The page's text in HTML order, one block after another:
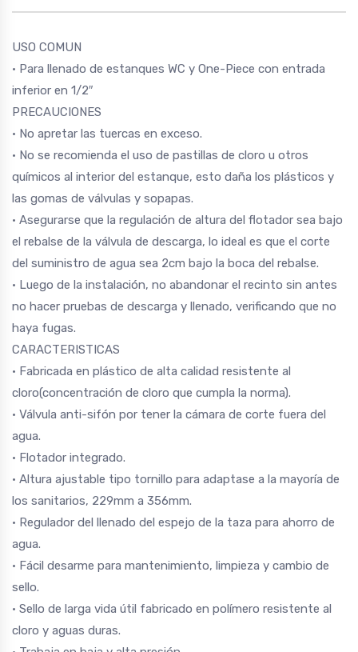
USO COMUN
• Para llenado de estanques WC y One-Piece con entrada
inferior en 1/2″
PRECAUCIONES
• No apretar las tuercas en exceso.
• No se recomienda el uso de pastillas de cloro u otros
químicos al interior del estanque, esto daña los plásticos y
las gomas de válvulas y sopapas.
• Asegurarse que la regulación de altura del flotador sea bajo
el rebalse de la válvula de descarga, lo ideal es que el corte
del suministro de agua sea 2cm bajo la boca del rebalse.
• Luego de la instalación, no abandonar el recinto sin antes
no hacer pruebas de descarga y llenado, verificando que no
haya fugas.
CARACTERISTICAS
• Fabricada en plástico de alta calidad resistente al
cloro(concentración de cloro que cumpla la norma).
• Válvula anti-sifón por tener la cámara de corte fuera del
agua.
• Flotador integrado.
• Altura ajustable tipo tornillo para adaptase a la mayoría de
los sanitarios, 229mm a 356mm.
• Regulador del llenado del espejo de la taza para ahorro de
agua.
• Fácil desarme para mantenimiento, limpieza y cambio de
sello.
• Sello de larga vida útil fabricado en polímero resistente al
cloro y aguas duras.